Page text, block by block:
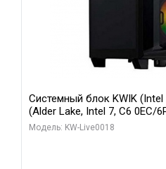
Системный блок KWIK (Intel
(Alder Lake, Intel 7, C6 0EC/
модуля)/ Ninja Sinotex
Модель: KW-Live0018